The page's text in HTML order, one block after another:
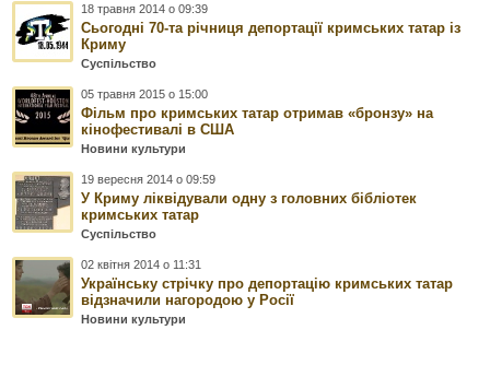
18 травня 2014 о 09:39
Сьогодні 70-та річниця депортації кримських татар iз
Криму
Суспільство
05 травня 2015 о 15:00
Фільм про кримських татар отримав «бронзу» на
кінофестивалі в США
Новини культури
19 вересня 2014 о 09:59
У Криму ліквідували одну з головних бібліотек
кримських татар
Суспільство
02 квітня 2014 о 11:31
Українську стрічку про депортацію кримських татар
відзначили нагородою у Росії
Новини культури